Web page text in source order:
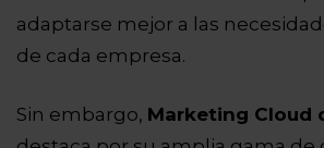
adaptarse mejor a las
de cada empresa.
Sin embargo, Marketing Cloud